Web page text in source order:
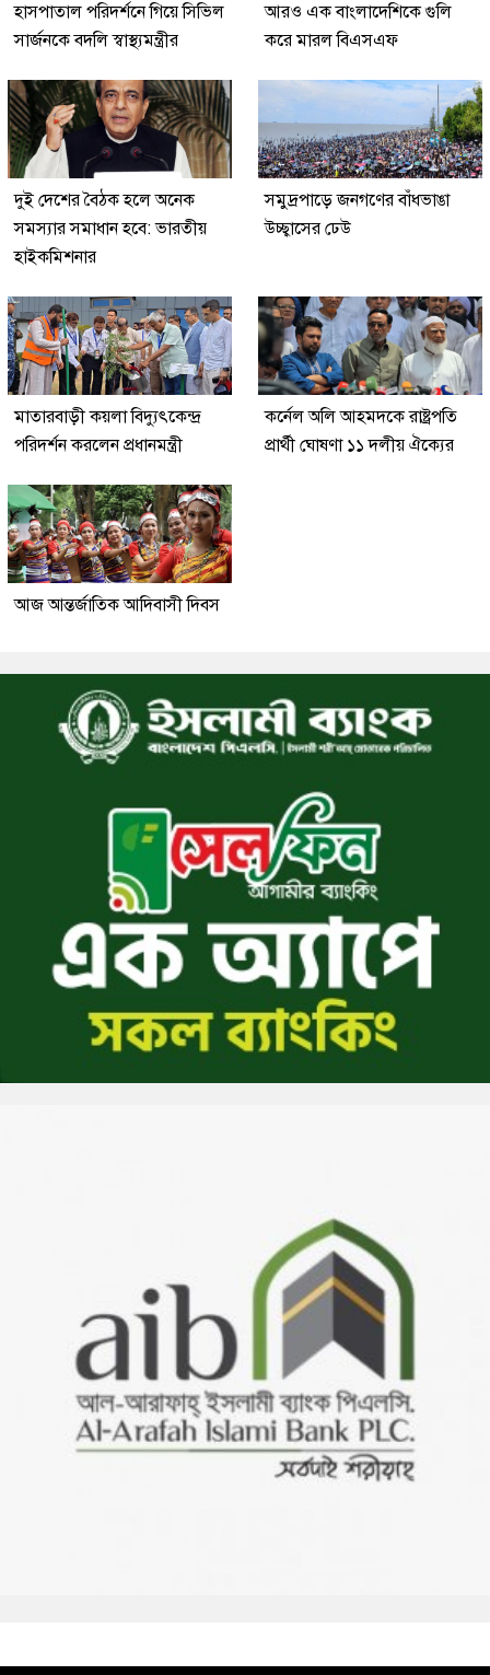
হাসপাতাল পরিদর্শনে গিয়ে সিভিল
সার্জনকে বদলি স্বাস্থ্যমন্ত্রীর
আরও এক বাংলাদেশিকে গুলি
করে মারল বিএসএফ
দুই দেশের বৈঠক হলে অনেক
সমস্যার সমাধান হবে: ভারতীয়
হাইকমিশনার
সমুদ্রপাড়ে জনগণের বাঁধভাঙা
উচ্ছ্বাসের ঢেউ
মাতারবাড়ী কয়লা বিদ্যুৎকেন্দ্র
পরিদর্শন করলেন প্রধানমন্ত্রী
কর্নেল অলি আহমদকে রাষ্ট্রপতি
প্রার্থী ঘোষণা ১১ দলীয় ঐক্যের
আজ আন্তর্জাতিক আদিবাসী দিবস